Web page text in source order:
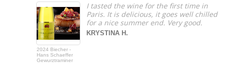
2024 Biecher -
Hans Schaeffer
Gewurztraminer
I tasted the wine for the first time in
Paris. It is delicious, it goes well chilled
for a nice summer end. Very good.
KRYSTINA H.